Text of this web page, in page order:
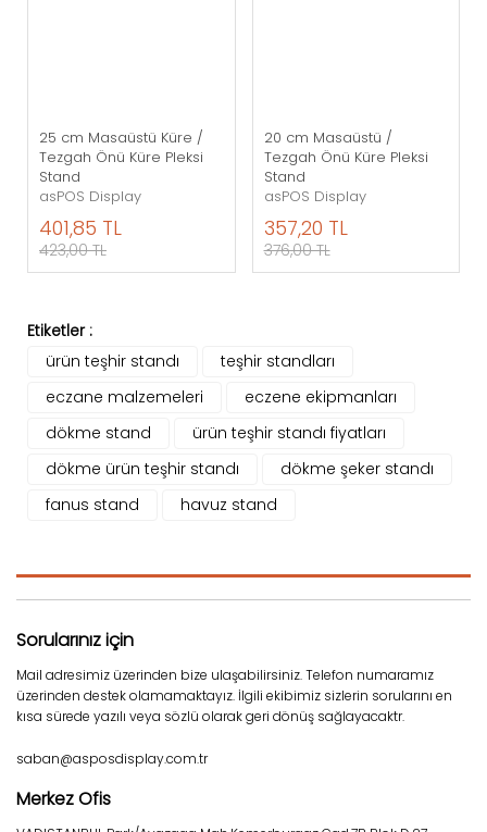
25 cm Masaüstü Küre /
Tezgah Önü Küre Pleksi
Stand
asPOS Display
401,85 TL
423,00 TL
20 cm Masaüstü /
Tezgah Önü Küre Pleksi
Stand
asPOS Display
357,20 TL
376,00 TL
Etiketler :
ürün teşhir standı
teşhir standları
eczane malzemeleri
eczene ekipmanları
dökme stand
ürün teşhir standı fiyatları
dökme ürün teşhir standı
dökme şeker standı
fanus stand
havuz stand
Sorularınız için
Mail adresimiz üzerinden bize ulaşabilirsiniz. Telefon numaramız
üzerinden destek olamamaktayız. İlgili ekibimiz sizlerin sorularını en
kısa sürede yazılı veya sözlü olarak geri dönüş sağlayacaktr.
saban@asposdisplay.com.tr
Merkez Ofis